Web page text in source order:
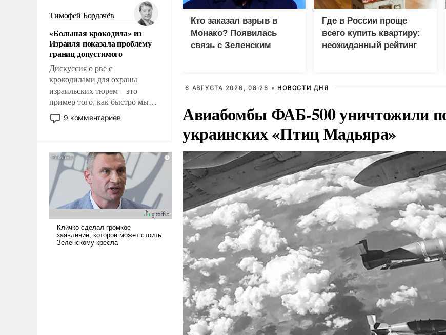
налогоплательщиков и где
Еревану за свои поступки не
нужно отвечать.
Тимофей Бордачёв
«Большая крокодила» из
Израиля показала проблему
границ допустимого
Дискуссия о рве с
крокодилами для охраны
израильских тюрем – это
пример того, как быстро мы
двигаемся по пути
революционных изменений.
псевдонаучной фантастики,
стало всерьез обсуждаемой
идеей.
9 комментариев
Кто заказал взрыв в
Монако? Появилась
связь с Зеленским
Где в России проще
всего купить квартиру:
неожиданный рейтинг
6 АВГУСТА 2026, 08:26 • НОВОСТИ ДНЯ
Авиабомбы ФАБ-500 уничтожили
украинских «Птиц Мадьяра»